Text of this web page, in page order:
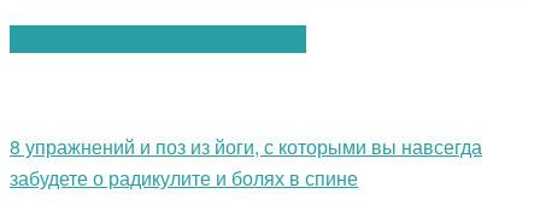
8 упражнений и поз из йоги, с которыми вы навсегда
забудете о радикулите и болях в спине